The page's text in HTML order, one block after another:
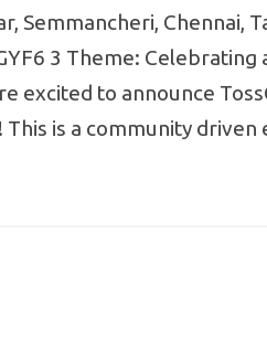
Semmancheri, Chennai,
3 Theme:
excited to announce
is a community